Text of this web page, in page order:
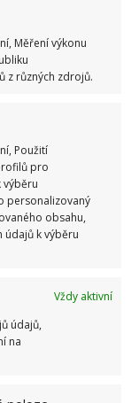
Měření výkonu
z různých zdrojů.
Použití
pro
výběru
personalizovaný
obsahu,
údajů k výběru
Vždy aktivní
údajů,
na
tato geniálně
ušetříte za drahou
mouchy a vosy